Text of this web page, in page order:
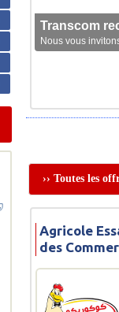
Transcom
Nous vous
›› Toutes les
Agricole
des